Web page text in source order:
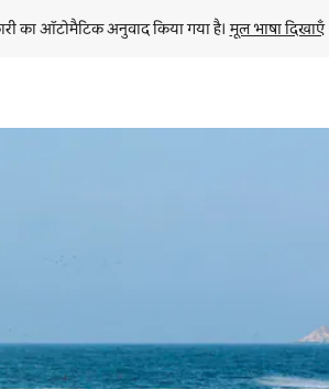
का ऑटोमैटिक अनुवाद किया गया है। मूल भाषा दिखाएँ